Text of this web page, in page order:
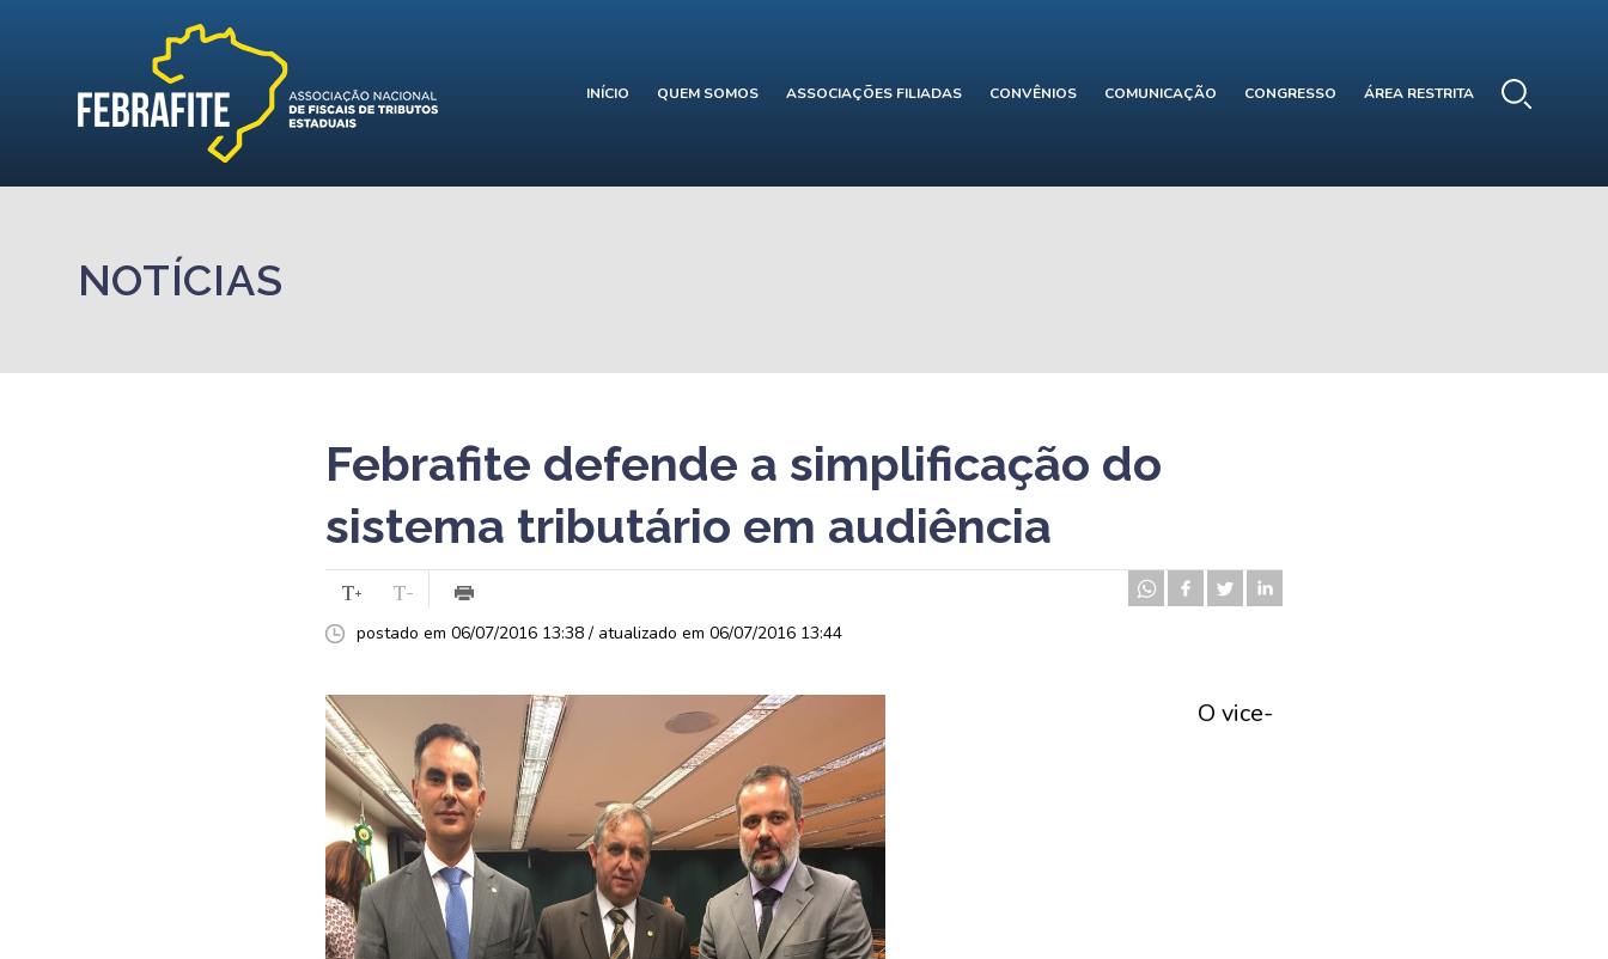
INÍCIO QUEM SOMOS ASSOCIAÇÕES FILIADAS CONVÊNIOS COMUNICAÇÃO CONGRESSO ÁREA RESTRITA
NOTÍCIAS
Febrafite defende a simplificação do
sistema tributário em audiência
postado em 06/07/2016 13:38 / atualizado em 06/07/2016 13:44
O vice-